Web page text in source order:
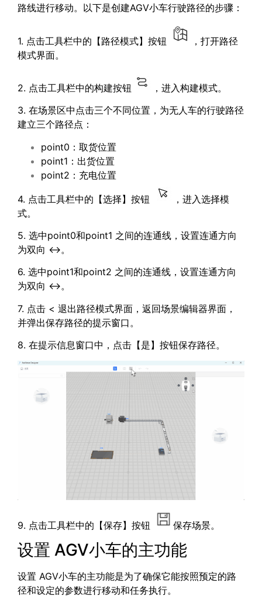
路线进行移动。以下是创建AGV小车行驶路径的步骤：
1. 点击工具栏中的【路径模式】按钮
，打开路径
模式界面。
2. 点击工具栏中的构建按钮
，进入构建模式。
3. 在场景区中点击三个不同位置，为无人车的行驶路径
建立三个路径点：
point0：取货位置
point1：出货位置
point2：充电位置
4. 点击工具栏中的【选择】按钮
，进入选择模
式。
5. 选中point0和point1 之间的连通线，设置连通方向
为双向 ↔。
6. 选中point1和point2 之间的连通线，设置连通方向
为双向 ↔。
7. 点击 < 退出路径模式界面，返回场景编辑器界面，
并弹出保存路径的提示窗口。
8. 在提示信息窗口中，点击【是】按钮保存路径。
9. 点击工具栏中的【保存】按钮 保存场景。
设置 AGV小车的主功能
设置 AGV小车的主功能是为了确保它能按照预定的路
径和设定的参数进行移动和任务执行。